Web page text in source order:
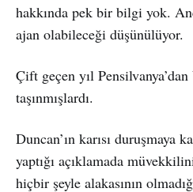
hakkında pek bir bilgi yok.
ajan olabileceği düşünülüyor.
Çift geçen yıl
taşınmışlardı.
Duncan’ın karısı duruşmaya
yaptığı açıklamada
hiçbir şeyle alakasının